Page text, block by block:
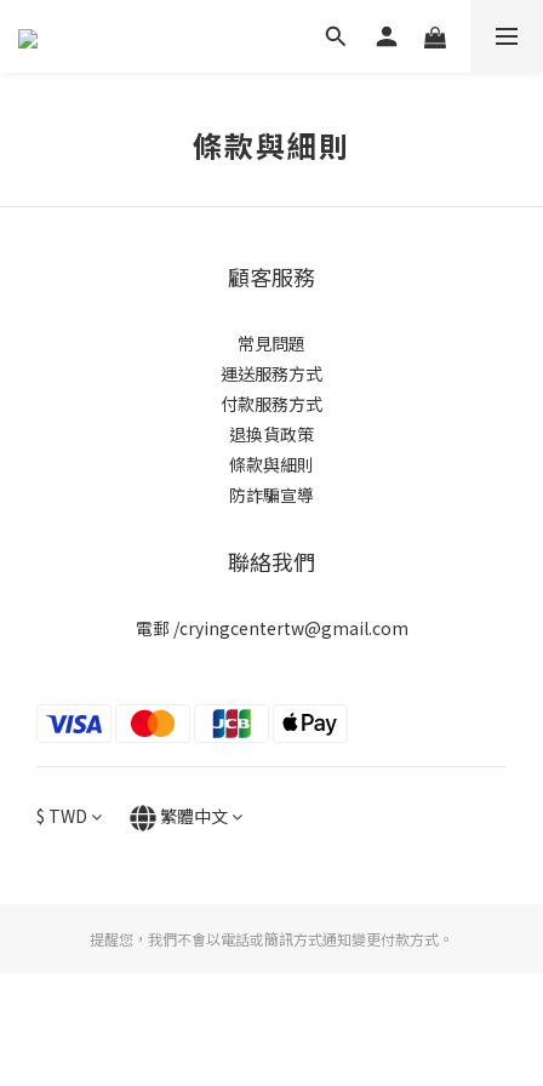
條款與細則
顧客服務
常見問題
運送服務方式
付款服務方式
退換貨政策
條款與細則
防詐騙宣導
聯絡我們
電郵 /cryingcentertw@gmail.com
$ TWD 繁體中文
提醒您，我們不會以電話或簡訊方式通知變更付款方式。